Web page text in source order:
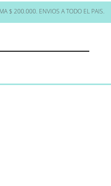
$ 200.000. ENVIOS A TODO EL PAIS.